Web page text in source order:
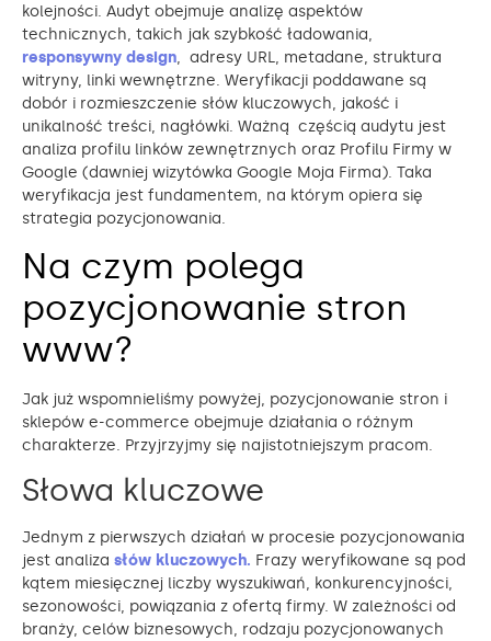
kolejności. Audyt obejmuje analizę aspektów
technicznych, takich jak szybkość ładowania,
responsywny design, adresy URL, metadane, struktura
witryny, linki wewnętrzne. Weryfikacji poddawane są
dobór i rozmieszczenie słów kluczowych, jakość i
unikalność treści, nagłówki. Ważną częścią audytu jest
analiza profilu linków zewnętrznych oraz Profilu Firmy w
Google (dawniej wizytówka Google Moja Firma). Taka
weryfikacja jest fundamentem, na którym opiera się
strategia pozycjonowania.
Na czym polega
pozycjonowanie stron
www?
Jak już wspomnieliśmy powyżej, pozycjonowanie stron i
sklepów e-commerce obejmuje działania o różnym
charakterze. Przyjrzyjmy się najistotniejszym pracom.
Słowa kluczowe
Jednym z pierwszych działań w procesie pozycjonowania
jest analiza słów kluczowych. Frazy weryfikowane są pod
kątem miesięcznej liczby wyszukiwań, konkurencyjności,
sezonowości, powiązania z ofertą firmy. W zależności od
branży, celów biznesowych, rodzaju pozycjonowanych